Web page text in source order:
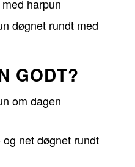
harpun
døgnet rundt med
GODT?
om dagen
net døgnet rundt